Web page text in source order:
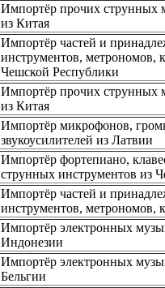
Импортёр прочих струнных
из Китая
Импортёр частей и
инструментов, метрономов,
Чешской Республики
Импортёр прочих струнных
из Китая
Импортёр микрофонов,
звукоусилителей из Латвии
Импортёр фортепиано,
струнных инструментов из
Импортёр частей и
инструментов, метрономов,
Импортёр электронных
Индонезии
Импортёр электронных
Бельгии